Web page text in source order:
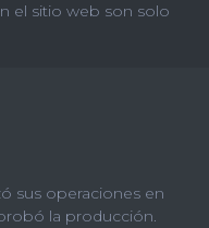
el sitio web son solo
sus operaciones en
la producción.